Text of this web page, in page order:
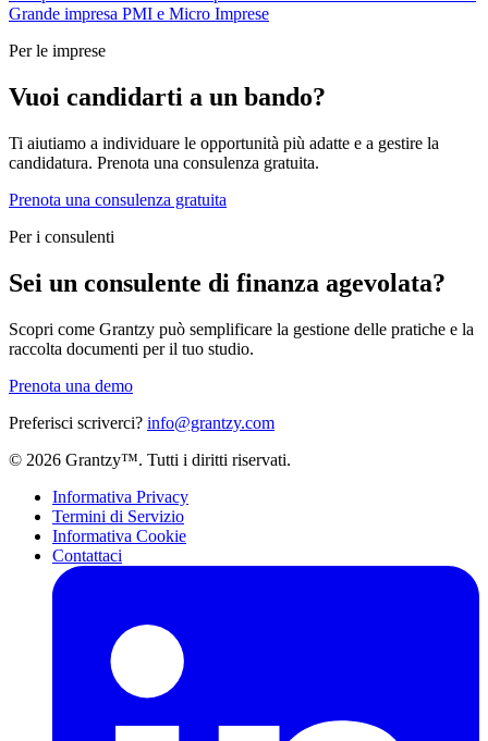
Grande impresa PMI e Micro Imprese
Per le imprese
Vuoi candidarti a un bando?
Ti aiutiamo a individuare le opportunità più adatte e a gestire la
candidatura. Prenota una consulenza gratuita.
Prenota una consulenza gratuita
Per i consulenti
Sei un consulente di finanza agevolata?
Scopri come Grantzy può semplificare la gestione delle pratiche e la
raccolta documenti per il tuo studio.
Prenota una demo
Preferisci scriverci? info@grantzy.com
© 2026 Grantzy™. Tutti i diritti riservati.
Informativa Privacy
Termini di Servizio
Informativa Cookie
Contattaci